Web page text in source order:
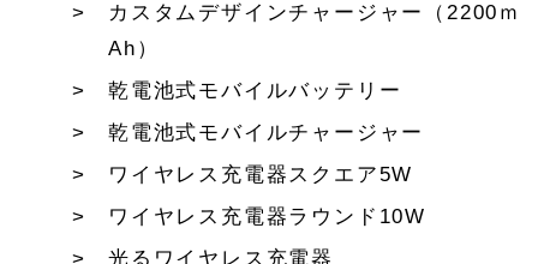
カスタムデザインチャージャー（2200ｍ
Ah）
乾電池式モバイルバッテリー
乾電池式モバイルチャージャー
ワイヤレス充電器スクエア5W
ワイヤレス充電器ラウンド10W
光るワイヤレス充電器